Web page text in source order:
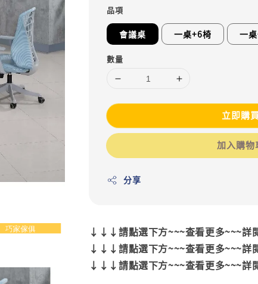
品項
會議桌 一桌+6椅 一
數量
立即購買
加入購物
分享
↓↓↓請點選下方~~~查看更多~~~
↓↓↓請點選下方~~~查看更多~~~
↓↓↓請點選下方~~~查看更多~~~